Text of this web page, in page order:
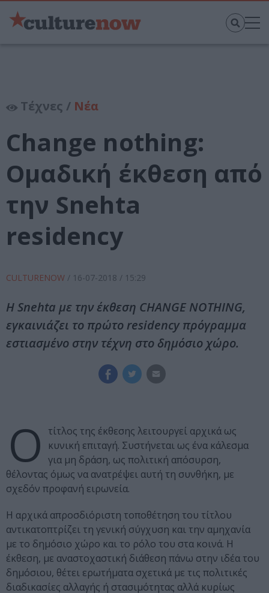
Τέχνες / Νέα
Change nothing:
Ομαδική έκθεση από
την Snehta
residency
CULTURENOW / 16-07-2018 / 15:29
Η Snehta με την έκθεση CHANGE NOTHING,
εγκαινιάζει το πρώτο residency πρόγραμμα
εστιασμένο στην τέχνη στο δημόσιο χώρο.
Ο
τίτλος της έκθεσης λειτουργεί αρχικά ως
κυνική επιταγή. Συστήνεται ως ένα κάλεσμα
για μη δράση, ως πολιτική απόσυρση,
θέλοντας όμως να ανατρέψει αυτή τη συνθήκη, με
σχεδόν προφανή ειρωνεία.
Η αρχικά απροσδιόριστη τοποθέτηση του τίτλου
αντικατοπτρίζει τη γενική σύγχυση και την αμηχανία
με το δημόσιο χώρο και το ρόλο του στα κοινά. Η
έκθεση, με αναστοχαστική διάθεση πάνω στην ιδέα του
δημόσιου, θέτει ερωτήματα σχετικά με τις πολιτικές
διαδικασίες αλλαγής ή στασιμότητας αλλά κυρίως